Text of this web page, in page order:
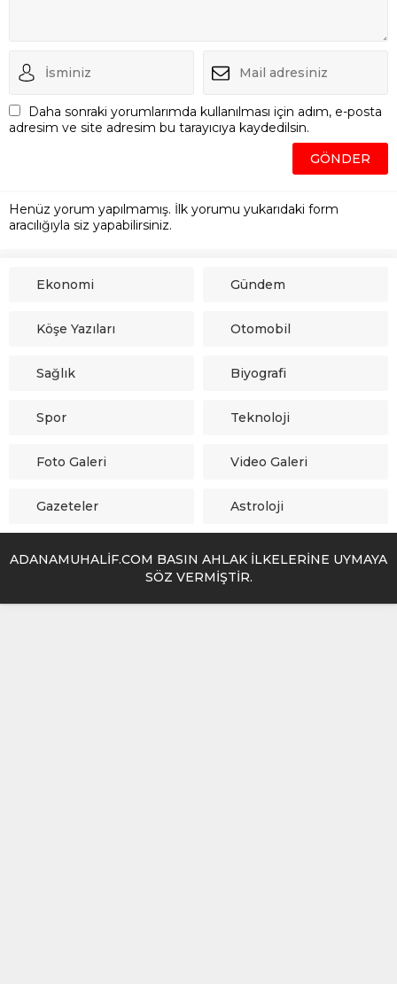
Daha sonraki yorumlarımda kullanılması için adım, e-posta
adresim ve site adresim bu tarayıcıya kaydedilsin.
Henüz yorum yapılmamış. İlk yorumu yukarıdaki form
aracılığıyla siz yapabilirsiniz.
Ekonomi Gündem
Köşe Yazıları Otomobil
Sağlık Biyografi
Spor Teknoloji
Foto Galeri Video Galeri
Gazeteler Astroloji
ADANAMUHALİF.COM BASIN AHLAK İLKELERİNE UYMAYA
SÖZ VERMİŞTİR.